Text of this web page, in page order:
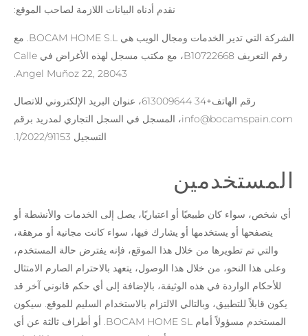
نقدم أدناه البيانات اللازمة لصاحب الموقع:
الشركة التي تدير الخدمات ومجال الويب هي BOCAM HOME S.L. مع
رقم التعريف B10722668، مع مكتب مسجل لهذه الأغراض في Calle
Angel Muñoz 22, 28043.
رقم الهاتف+34 613009644، عنوان البريد الإلكتروني للاتصال
info@bocamspain.com، المسجل في السجل التجاري لمدريد برقم
التسجيل 1/2022/91153.
المستخدمين
أي شخص، سواء كان طبيعيًا أو اعتباريًا، يصل إلى الخدمات والأنشطة أو
يتصفحها أو يستخدمها أو يشارك فيها، سواء كانت مجانية أو مرهقة،
والتي تم تطويرها من خلال هذا الموقع، فإنه يفترض حالة المستخدم،
وعلى هذا النحو، من خلال هذا الوصول، يتعهد بالاحترام الصارم الامتثال
للأحكام الواردة في هذه الوثيقة، بالإضافة إلى أي حكم قانوني آخر قد
يكون قابلاً للتطبيق، وبالتالي الالتزام بالاستخدام السليم للموقع. سيكون
المستخدم مسؤولاً أمام BOCAM HOME SL. أو أطراف ثالثة عن أي